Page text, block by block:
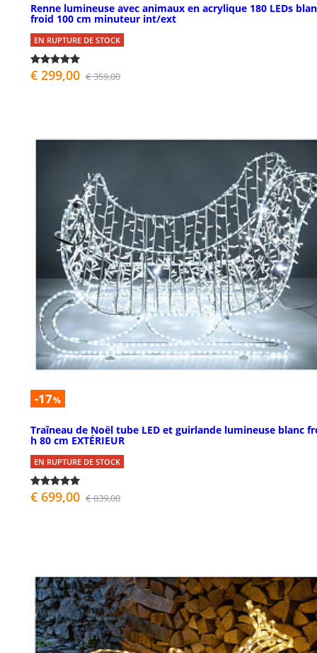
Renne lumineuse avec animaux en acrylique 180 LEDs
froid 100 cm minuteur int/ext
EN RUPTURE DE STOCK
€ 299,00 € 359,00
-17%
Traîneau de Noël tube LED et guirlande lumineuse blanc
h 80 cm EXTÉRIEUR
EN RUPTURE DE STOCK
€ 699,00 € 839,00